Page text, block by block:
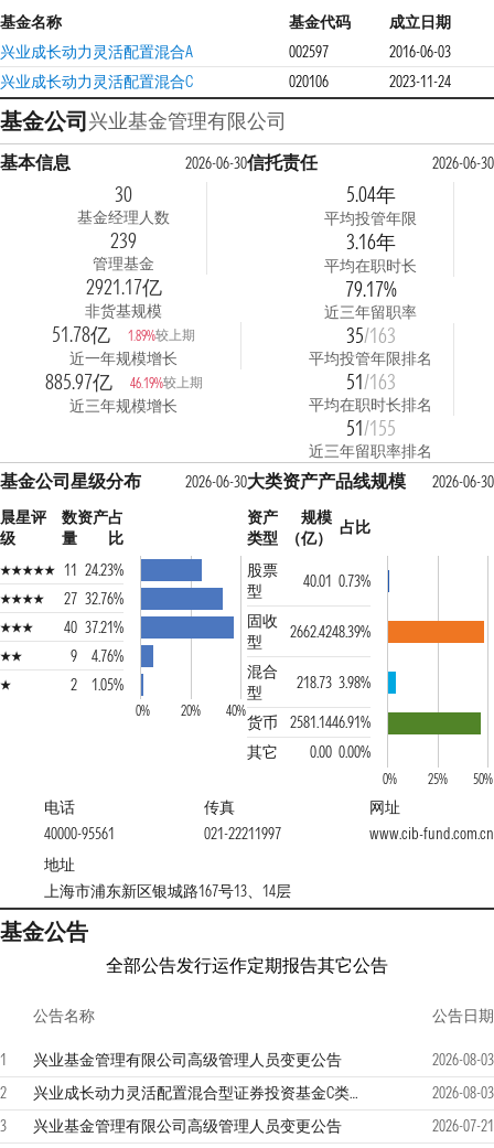
基金名称 基金代码
成立日期
兴业成长动力灵活配置混合A
002597
2016-06-03
兴业成长动力灵活配置混合C
020106 2023-11-24
基金公司兴业基金管理有限公司
基本信息 2026-06-30
30
基金经理人数
239
管理基金
2921.17亿
非货基规模
51.78亿 1.89%较上期
近一年规模增长
885.97亿 46.19%较上期
近三年规模增长
信托责任 2026-06-30
5.04年
平均投管年限
3.16年
平均在职时长
79.17%
近三年留职率
35/163
平均投管年限排名
51/163
平均在职时长排名
51/155
近三年留职率排名
基金公司星级分布
2026-06-30
晨星评
级
数
量
资产占
比
11 24.23%
27 32.76%
40 37.21%
9
4.76%
2
1.05%
0% 20% 40%
大类资产产品线规模
2026-06-30
资产
类型
规模
（亿）
占比
股票
型
40.01 0.73%
固收
型
2662.4248.39%
混合
型
218.73 3.98%
货币
2581.1446.91%
其它
0.00 0.00%
0% 25% 50%
电话
40000-95561
传真
021-22211997
网址
www.cib-fund.com.cn
地址
上海市浦东新区银城路167号13、14层
基金公告
全部公告发行运作定期报告其它公告
公告名称 公告日期
1 兴业基金管理有限公司高级管理人员变更公告
2026-08-03
2
兴业成长动力灵活配置混合型证券投资基金C类份额恢复大额申购(含转换转入和定期定额投资)公告
2026-08-03
3
兴业基金管理有限公司高级管理人员变更公告 2026-07-21